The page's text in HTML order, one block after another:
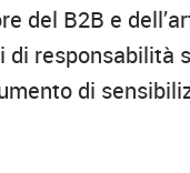
del B2B e
responsabilità
di